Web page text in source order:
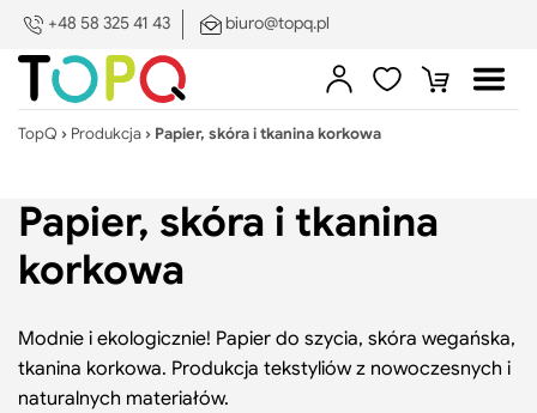
+48 58 325 41 43 biuro@topq.pl
Zaloguj
się
UlubioneKoszyk
Search:
PL DE EN ESSV
Sklep
Druk i znakowanie
podmenu
Portfolio
TopQ › Produkcja › Papier, skóra i tkanina korkowa
Papier, skóra i tkanina
korkowa
Modnie i ekologicznie! Papier do szycia, skóra wegańska,
tkanina korkowa. Produkcja tekstyliów z nowoczesnych i
naturalnych materiałów.